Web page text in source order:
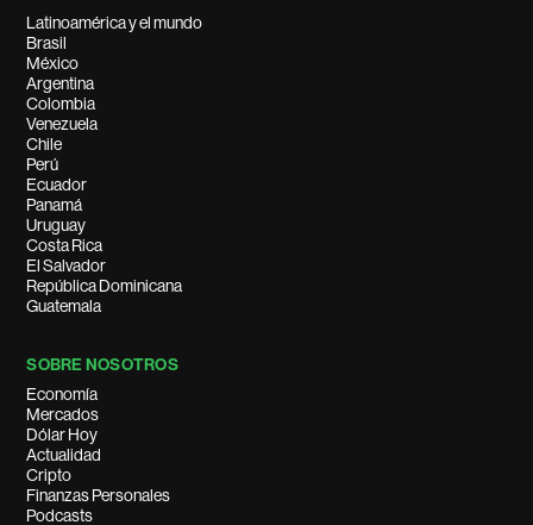
Latinoamérica y el mundo
Brasil
México
Argentina
Colombia
Venezuela
Chile
Perú
Ecuador
Panamá
Uruguay
Costa Rica
El Salvador
República Dominicana
Guatemala
SOBRE NOSOTROS
Economía
Mercados
Dólar Hoy
Actualidad
Cripto
Finanzas Personales
Podcasts